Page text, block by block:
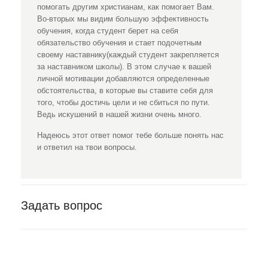
помогать другим христианам, как помогает Вам.
Во-вторых мы видим большую эффективность
обучения, когда студент берет на себя
обязательство обучения и стает подочетным
своему наставнику(каждый студент закрепляется
за наставником школы). В этом случае к вашей
личной мотивации добавляются определенные
обстоятельства, в которые вы ставите себя для
того, чтобы достичь цели и не сбиться по пути.
Ведь искушений в нашей жизни очень много.
Надеюсь этот ответ помог тебе больше понять нас
и ответил на твои вопросы.
Задать вопрос